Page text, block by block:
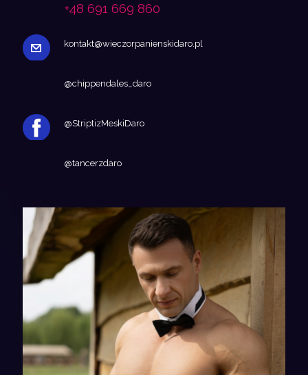
+48 691 669 860
kontakt@wieczorpanienskidaro.pl
@chippendales_daro
@StriptizMeskiDaro
@tancerzdaro